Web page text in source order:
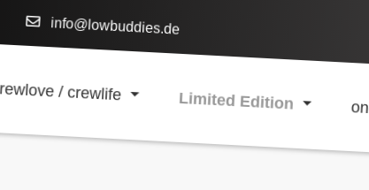
info@lowbuddies.de
/ crewlife Limited Edition